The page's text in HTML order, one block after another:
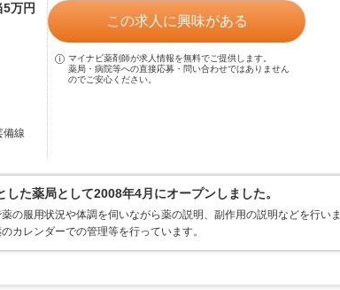
5万円
備線
この求人に興味がある
マイナビ薬剤師が求人情報を無料でご提供します。
薬局・病院等への直接応募・問い合わせではありません
のでご安心ください。
た薬局として2008年4月にオープンしました。
の服用状況や体調を伺いながら薬の説明、副作用の説明などを行いま
カレンダーでの管理等を行っています。